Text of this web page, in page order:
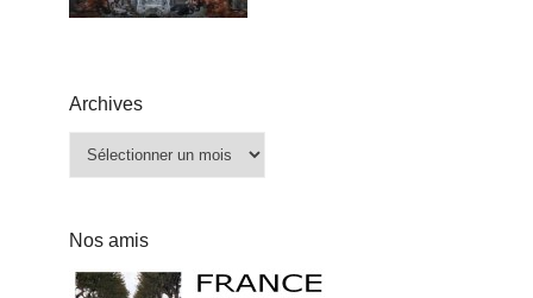
Archives
Nos amis